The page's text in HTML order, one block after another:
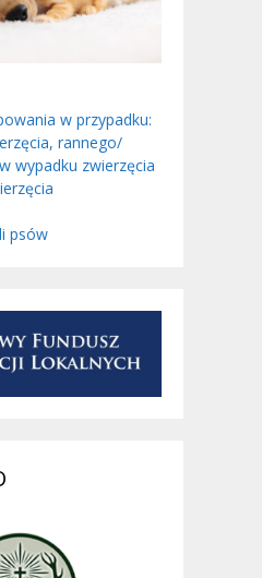
w przypadku:
rannego/
wypadku zwierzęcia
psów